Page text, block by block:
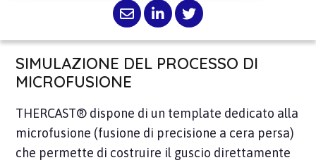
SIMULAZIONE DEL PROCESSO DI
MICROFUSIONE
THERCAST® dispone di un template dedicato alla
microfusione (fusione di precisione a cera persa)
che permette di costruire il guscio direttamente